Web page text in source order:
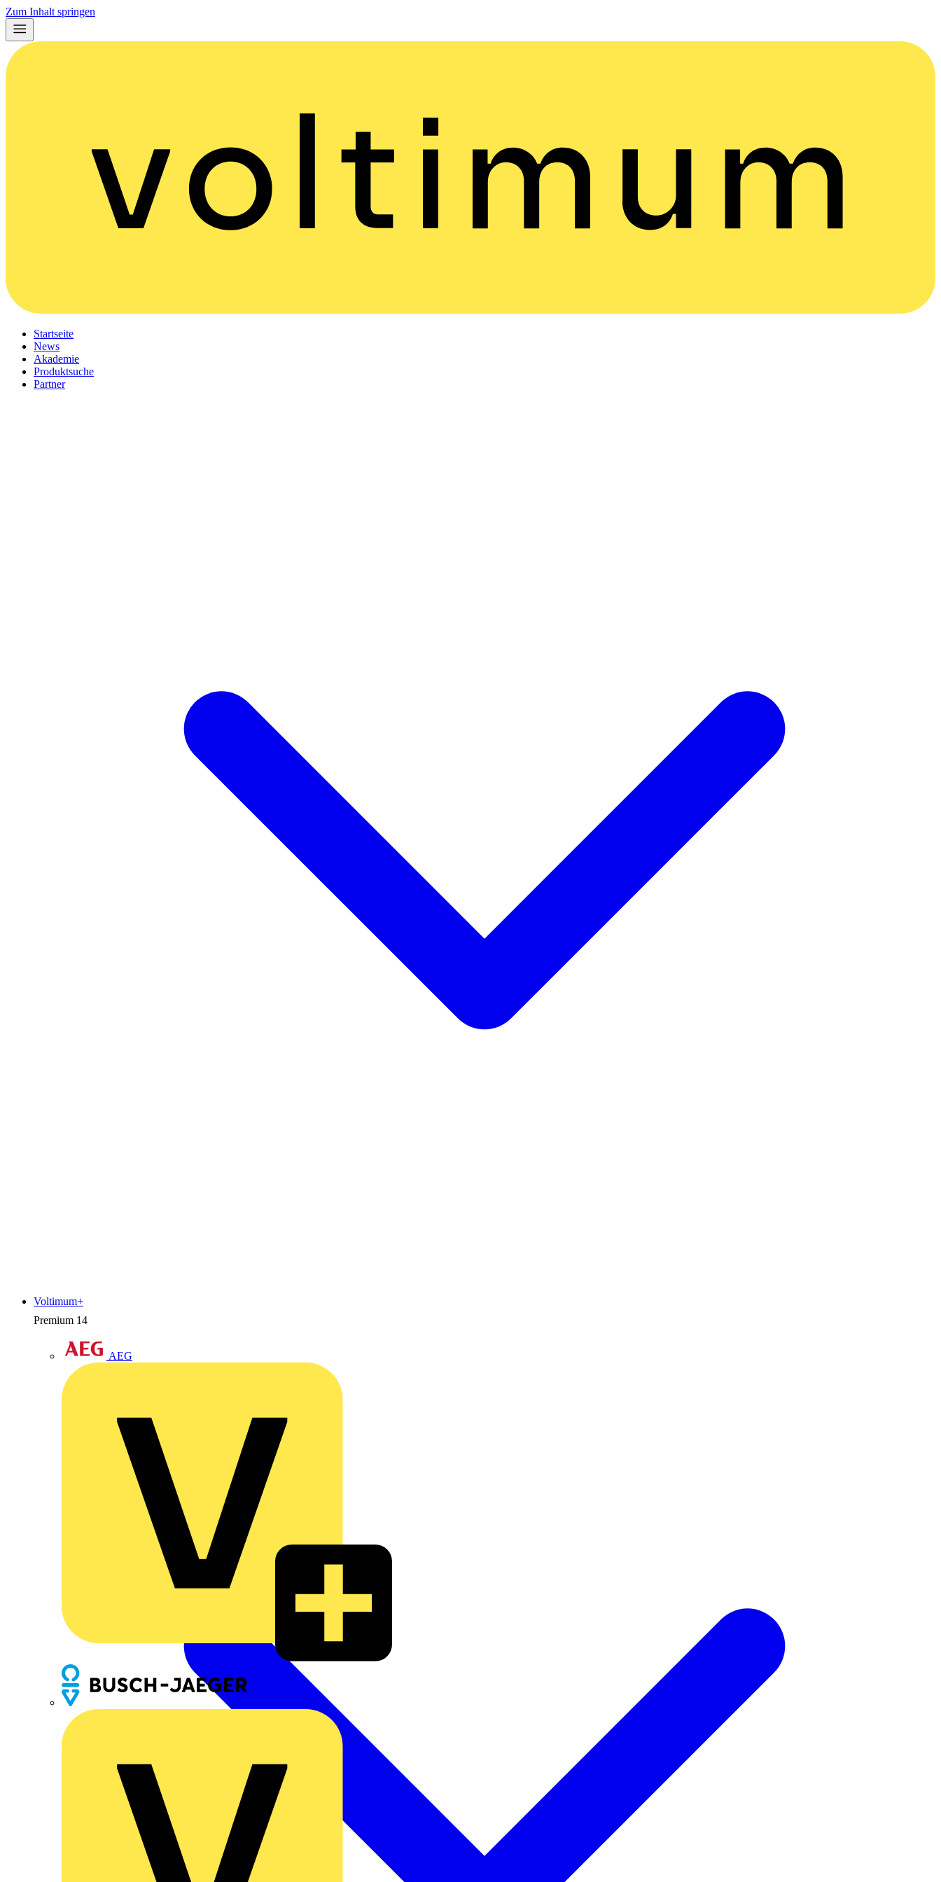
Zum Inhalt springen
Startseite
News
Akademie
Produktsuche
Partner
Premium 14
AEG
Voltimum+